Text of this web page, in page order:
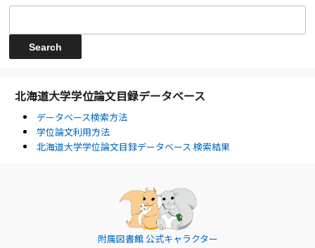
北海道大学学位論文目録データベース
データベース検索方法
学位論文利用方法
北海道大学学位論文目録データベース 検索結果
附属図書館 公式キャラクター